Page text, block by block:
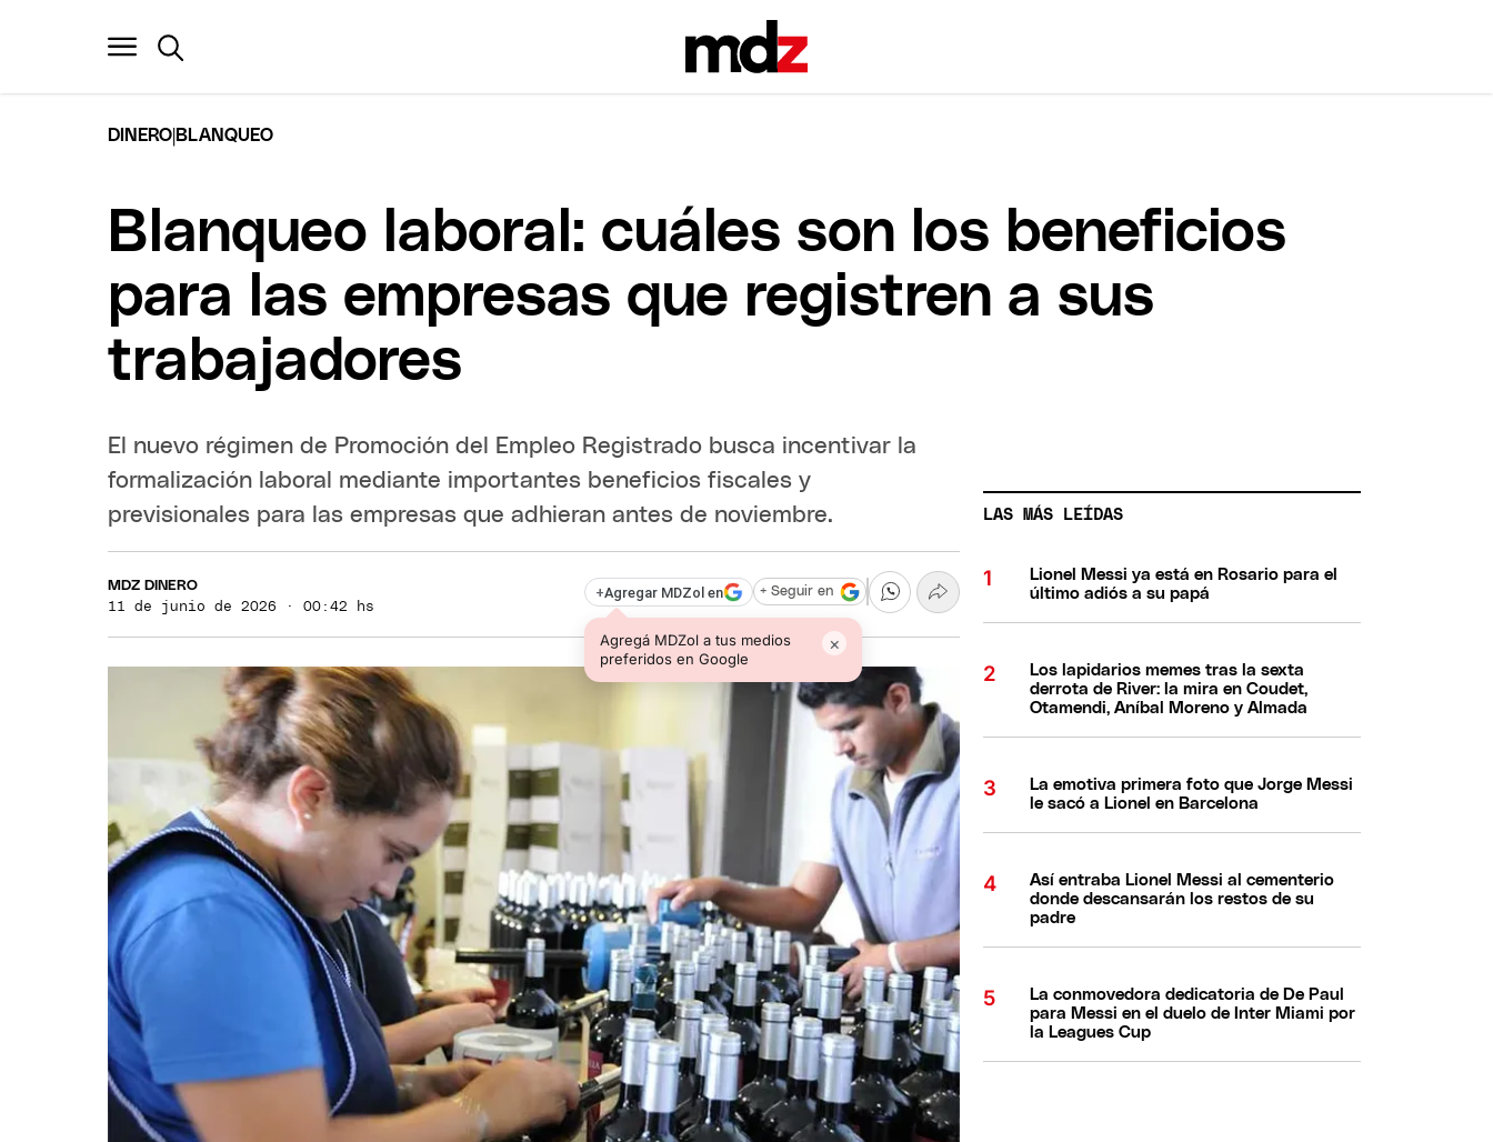
DINERO BLANQUEO
Blanqueo laboral: cuáles son los beneficios
para las empresas que registren a sus
trabajadores
El nuevo régimen de Promoción del Empleo Registrado busca incentivar la
formalización laboral mediante importantes beneficios fiscales y
previsionales para las empresas que adhieran antes de noviembre.
MDZ DINERO
11 de junio de 2026 · 00:42 hs
+Agregar MDZol en
Agregá MDZol a tus medios
preferidos en Google
×
+ Seguir en
LAS MÁS LEÍDAS
Lionel Messi ya está en Rosario para el
último adiós a su papá
Los lapidarios memes tras la sexta
derrota de River: la mira en Coudet,
Otamendi, Aníbal Moreno y Almada
La emotiva primera foto que Jorge Messi
le sacó a Lionel en Barcelona
Así entraba Lionel Messi al cementerio
donde descansarán los restos de su
padre
La conmovedora dedicatoria de De Paul
para Messi en el duelo de Inter Miami por
la Leagues Cup